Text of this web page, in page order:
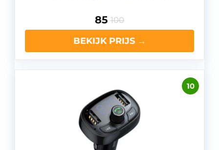
85 100
BEKIJK PRIJS →
10